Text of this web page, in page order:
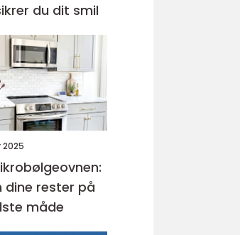
du dit smil
dine rester på
måde